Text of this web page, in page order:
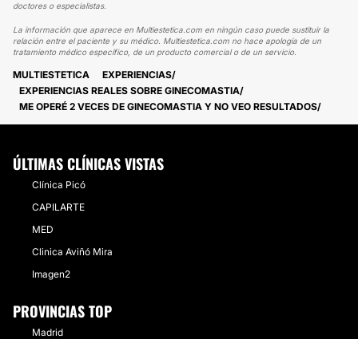
doctores o especialistas.
La información que aparece en Multiestetica.com en ningún caso puede sustituir la
relación entre el paciente y su médico. Multiestetica.com no hace apología de un
tratamiento médico específico, de un producto comercial o de un servicio.
MULTIESTETICA
EXPERIENCIAS
EXPERIENCIAS REALES SOBRE GINECOMASTIA
ME OPERÉ 2 VECES DE GINECOMASTIA Y NO VEO RESULTADOS
ÚLTIMAS CLÍNICAS VISTAS
Clínica Picó
CAPILARTE
MED
Clinica Aviñó Mira
Imagen2
PROVINCIAS TOP
Madrid